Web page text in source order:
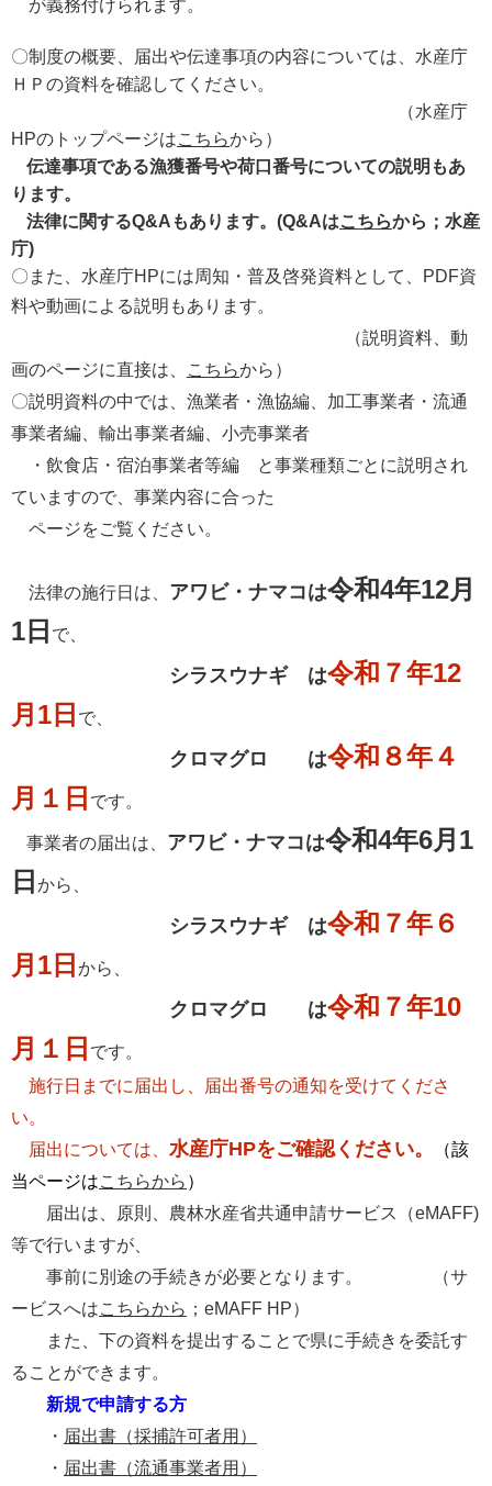
が義務付けられます。
〇制度の概要、届出や伝達事項の内容については、水産庁
ＨＰの資料を確認してください。
（水産庁
HPのトップページはこちらから）
伝達事項である漁獲番号や荷口番号についての説明もあ
ります。
法律に関するQ&Aもあります。(Q&Aはこちらから；水産
庁)
〇また、水産庁HPには周知・普及啓発資料として、 PDF資
料や動画による説明もあります。
（説明資料、動
画のページに直接は、
こちらから）
〇説明資料の中では、漁業者・漁協編、加工事業者・流通
事業者編、輸出事業者編、 小売事業者
・飲食店・宿泊事業者等編
と事業種類ごとに説明され
ていますので、事業内容に合った
ページをご覧ください。
法律の施行日は、 アワビ・ナマコは令和4年12月
1日 で、
シラスウナギ は令和７年12
月1日 で、
クロマグロ は令和８年４
月１日 です。
事業者の届出は、 アワビ・ナマコは令和4年6月1
日 から、
シラスウナギ は令和７年６
月1日 から、
クロマグロ は令和７年10
月１日 です。
施行日までに届出し、届出番号の通知を受けてくださ
い。
届出については、 水産庁HPをご確認ください。
（該
当ページはこちらから ）
届出は、原則、農林水産省共通申請サービス（eMAFF)
等で行いますが、
事前に別途の手続きが必要となります。 （サ
ービスへはこちらから ；eMAFF HP）
また、下の資料を提出することで県に手続きを委託す
ることができます。
新規で申請する方
・ 届出書（採捕許可者用）
・ 届出書（流通事業者用）